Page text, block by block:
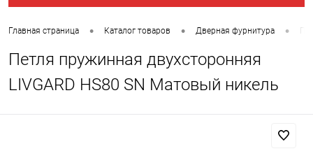
Главная страница • Каталог товаров • Дверная фурнитура •
Петля пружинная двухсторонняя
LIVGARD HS80 SN Матовый никель